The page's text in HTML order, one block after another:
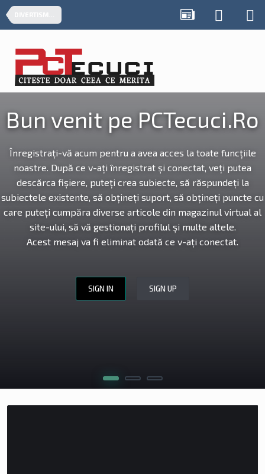
Bun venit pe PCTecuci.Ro
Înregistrați-vă acum pentru a avea acces la toate funcțiile
noastre. După ce v-ați înregistrat și conectat, veți putea
descărca fișiere, puteți crea subiecte, să răspundeți la
subiectele existente, să obțineți suport, să obțineți puncte cu
care puteți cumpăra diverse articole din magazinul virtual al
site-ului, să vă gestionați profilul și multe altele.
Acest mesaj va fi eliminat odată ce v-ați conectat.
SIGN IN SIGN UP